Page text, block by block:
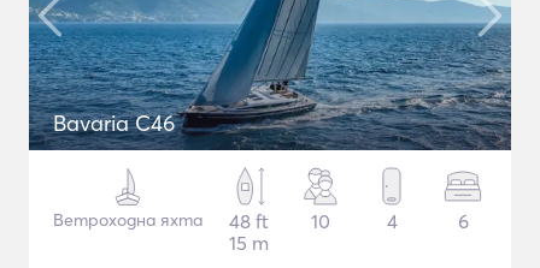
Bavaria C46
Ветроходна яхта
48 ft
15 m
10 4 6